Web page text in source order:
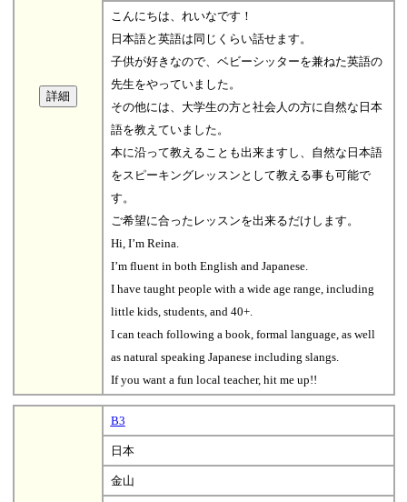
こんにちは、れいなです！
日本語と英語は同じくらい話せます。
子供が好きなので、ベビーシッターを兼ねた英語の
先生をやっていました。
その他には、大学生の方と社会人の方に自然な日本
語を教えていました。
本に沿って教えることも出来ますし、自然な日本語
をスピーキングレッスンとして教える事も可能で
す。
ご希望に合ったレッスンを出来るだけします。
Hi, I’m Reina.
I’m fluent in both English and Japanese.
I have taught people with a wide age range, including
little kids, students, and 40+.
I can teach following a book, formal language, as well
as natural speaking Japanese including slangs.
If you want a fun local teacher, hit me up!!
B3
日本
金山